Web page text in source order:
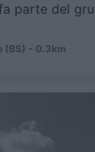
parte del
(BS) - 0.3km